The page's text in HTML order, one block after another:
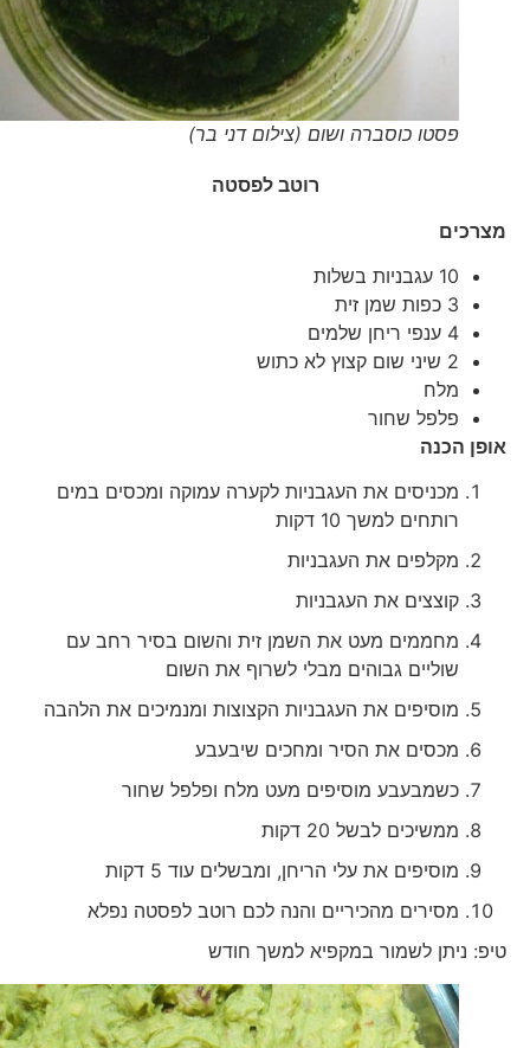
פסטו כוסברה ושום (צילום דני בר)
רוטב לפסטה
מצרכים
10 עגבניות בשלות
3 כפות שמן זית
4 ענפי ריחן שלמים
2 שיני שום קצוץ לא כתוש
מלח
פלפל שחור
אופן הכנה
מכניסים את העגבניות לקערה עמוקה ומכסים במים
רותחים למשך 10 דקות
מקלפים את העגבניות
קוצצים את העגבניות
מחממים מעט את השמן זית והשום בסיר רחב עם
שוליים גבוהים מבלי לשרוף את השום
מוסיפים את העגבניות הקצוצות ומנמיכים את הלהבה
מכסים את הסיר ומחכים שיבעבע
כשמבעבע מוסיפים מעט מלח ופלפל שחור
ממשיכים לבשל 20 דקות
מוסיפים את עלי הריחן, ומבשלים עוד 5 דקות
מסירים מהכיריים והנה לכם רוטב לפסטה נפלא
טיפ: ניתן לשמור במקפיא למשך חודש